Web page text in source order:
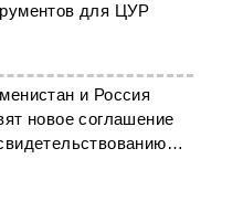
для ЦУР
и Россия
новое соглашение